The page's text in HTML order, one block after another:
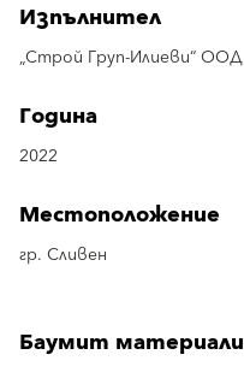
Изпълнител
„Строй Груп-Илиеви“ ООД
Година
2022
Местоположение
гр. Сливен
Баумит материали